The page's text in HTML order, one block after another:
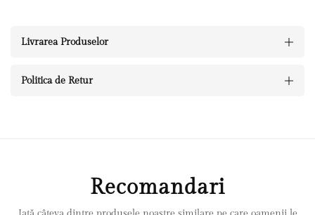
Livrarea Produselor
Politica de Retur
Recomandari